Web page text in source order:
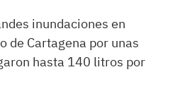
inundaciones en
de Cartagena por unas
hasta 140 litros por